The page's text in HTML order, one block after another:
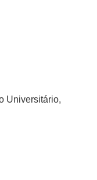
Universitário,